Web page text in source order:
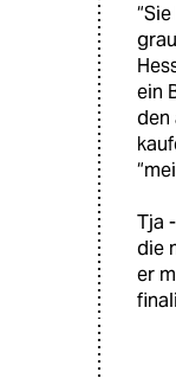
ein
den
Tja
die
er